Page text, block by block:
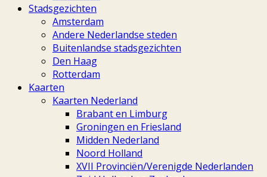
Stadsgezichten
Amsterdam
Andere Nederlandse steden
Buitenlandse stadsgezichten
Den Haag
Rotterdam
Kaarten
Kaarten Nederland
Brabant en Limburg
Groningen en Friesland
Midden Nederland
Noord Holland
XVII Provinciën/Verenigde Nederlanden